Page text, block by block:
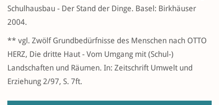
Schulhausbau - Der Stand der Dinge. Basel: Birkhäuser
2004.
** vgl. Zwölf Grundbedürfnisse des Menschen nach OTTO
HERZ, Die dritte Haut - Vom Umgang mit (Schul-)
Landschaften und Räumen. In: Zeitschrift Umwelt und
Erziehung 2/97, S. 7ft.